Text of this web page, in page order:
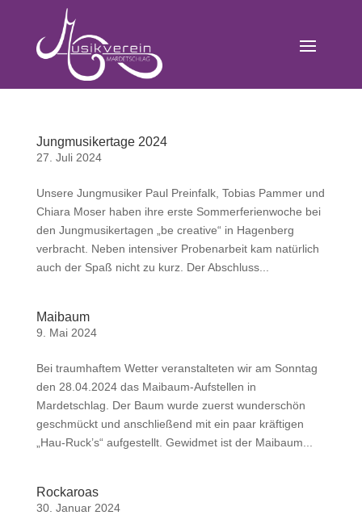
Jungmusikertage 2024
27. Juli 2024
Unsere Jungmusiker Paul Preinfalk, Tobias Pammer und
Chiara Moser haben ihre erste Sommerferienwoche bei
den Jungmusikertagen „be creative“ in Hagenberg
verbracht. Neben intensiver Probenarbeit kam natürlich
auch der Spaß nicht zu kurz. Der Abschluss...
Maibaum
9. Mai 2024
Bei traumhaftem Wetter veranstalteten wir am Sonntag
den 28.04.2024 das Maibaum-Aufstellen in
Mardetschlag. Der Baum wurde zuerst wunderschön
geschmückt und anschließend mit ein paar kräftigen
„Hau-Ruck’s“ aufgestellt. Gewidmet ist der Maibaum...
Rockaroas
30. Januar 2024